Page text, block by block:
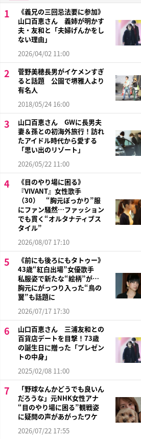
《義兄の三回忌法要に参加》
山口百恵さん 義姉が明かす
夫・友和と「夫婦げんかをし
ない理由」
2026/04/02 11:00
菅野美穂長男がイケメンすぎ
ると話題 公園で堺雅人より
有名人
2018/05/24 16:00
山口百恵さん GWに長男夫
妻＆孫との初海外旅行！訪れ
たアイドル時代から愛する
「思い出のリゾート」
2026/05/22 11:00
《目のやり場に困る》
『VIVANT』女性歌手
（30） “胸元ぽっかり”服
にファン騒然…ファッション
でも貫く“オルタナティブス
タイル”
2026/08/07 17:10
《前にも後ろにもタトゥー》
43歳“紅白出場”女優歌手
私服姿で新たな“絵柄”が…
胸元にがっつり入った“鳥の
翼”も話題に
2026/07/17 17:30
山口百恵さん 三浦友和との
百貨店デートを目撃！73歳
の誕生日に贈った「プレゼン
トの中身」
2025/02/08 11:00
「野球なんかどうでも良いん
だろうな」元NHK女性アナ
“目のやり場に困る”観戦姿
に疑問の声があがったワケ
2026/07/22 17:55